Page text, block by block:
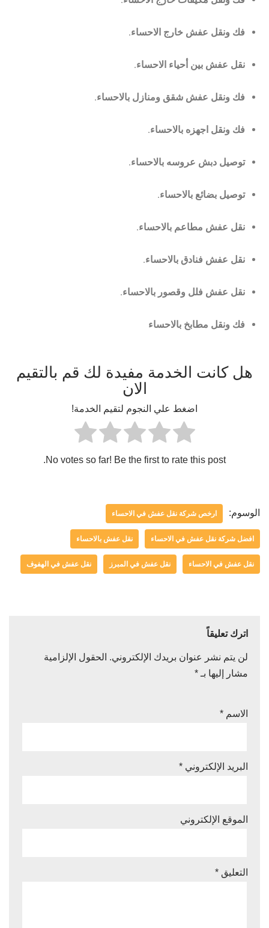
فك ونقل عفش خارج الاحساء.
نقل عفش بين أحياء الاحساء.
فك ونقل عفش شقق ومنازل بالاحساء.
فك ونقل اجهزه بالاحساء.
توصيل دبش عروسه بالاحساء.
توصيل بضائع بالاحساء.
نقل عفش مطاعم بالاحساء.
نقل عفش فنادق بالاحساء.
نقل عفش فلل وقصور بالاحساء.
فك ونقل مطابخ بالاحساء
هل كانت الخدمة مفيدة لك قم بالتقيم
الان
اضغط علي النجوم لتقيم الخدمة!
No votes so far! Be the first to rate this post.
الوسوم: ارخص شركة نقل عفش في الاحساء
افضل شركة نقل عفش في الاحساء نقل عفش بالاحساء
نقل عفش في الاحساء نقل عفش في المبرز نقل عفش في الهفوف
اترك تعليقاً
لن يتم نشر عنوان بريدك الإلكتروني. الحقول الإلزامية
مشار إليها بـ *
الاسم *
البريد الإلكتروني *
الموقع الإلكتروني
التعليق *